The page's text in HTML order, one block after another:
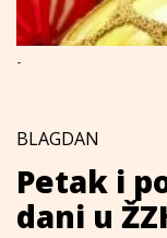
-
BLAGDAN
Petak i
dani u